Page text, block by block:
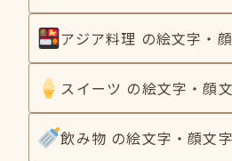
アジア料理 の絵文字・
スイーツ の絵文字・顔
飲み物 の絵文字・顔文